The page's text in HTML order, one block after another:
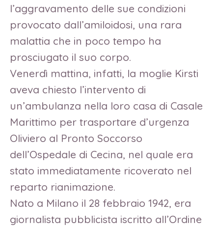
l’aggravamento delle sue condizioni
provocato dall’amiloidosi, una rara
malattia che in poco tempo ha
prosciugato il suo corpo.
Venerdì mattina, infatti, la moglie Kirsti
aveva chiesto l’intervento di
un’ambulanza nella loro casa di Casale
Marittimo per trasportare d’urgenza
Oliviero al Pronto Soccorso
dell’Ospedale di Cecina, nel quale era
stato immediatamente ricoverato nel
reparto rianimazione.
Nato a Milano il 28 febbraio 1942, era
giornalista pubblicista iscritto all’Ordine